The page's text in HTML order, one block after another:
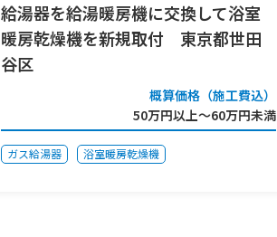
給湯器を給湯暖房機に交換して浴室
暖房乾燥機を新規取付 東京都世田
谷区
概算価格（施工費込）
50万円以上～60万円未満
ガス給湯器 浴室暖房乾燥機